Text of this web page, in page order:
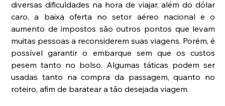
diversas dificuldades na hora de viajar, além do dólar
caro, a baixa oferta no setor aéreo nacional e o
aumento de impostos são outros pontos que levam
muitas pessoas a reconsiderem suas viagens. Porém, é
possível garantir o embarque sem que os custos
pesem tanto no bolso. Algumas táticas podem ser
usadas tanto na compra da passagem, quanto no
roteiro, afim de baratear a tão desejada viagem.